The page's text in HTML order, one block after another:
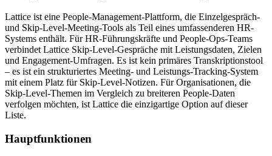
Lattice ist eine People-Management-Plattform, die Einzelgespräch-
und Skip-Level-Meeting-Tools als Teil eines umfassenderen HR-
Systems enthält. Für HR-Führungskräfte und People-Ops-Teams
verbindet Lattice Skip-Level-Gespräche mit Leistungsdaten, Zielen
und Engagement-Umfragen. Es ist kein primäres Transkriptionstool
– es ist ein strukturiertes Meeting- und Leistungs-Tracking-System
mit einem Platz für Skip-Level-Notizen. Für Organisationen, die
Skip-Level-Themen im Vergleich zu breiteren People-Daten
verfolgen möchten, ist Lattice die einzigartige Option auf dieser
Liste.
Hauptfunktionen